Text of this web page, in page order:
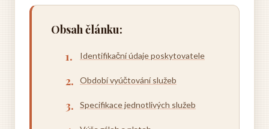
Obsah článku:
Identifikační údaje poskytovatele
Období vyúčtování služeb
Specifikace jednotlivých služeb